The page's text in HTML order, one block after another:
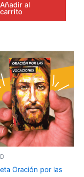
Añadir al
carrito
Oración por las